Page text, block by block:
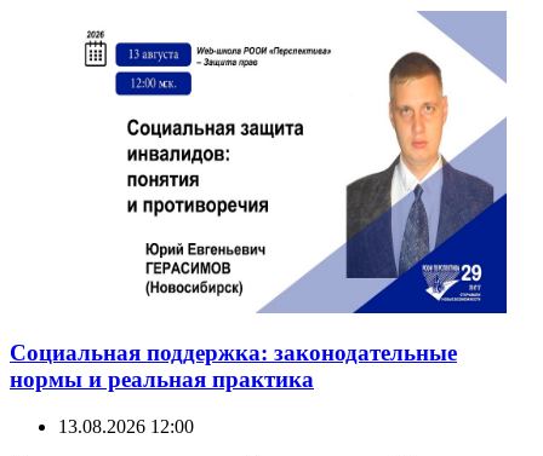
Социальная поддержка: законодательные
нормы и реальная практика
13.08.2026 12:00